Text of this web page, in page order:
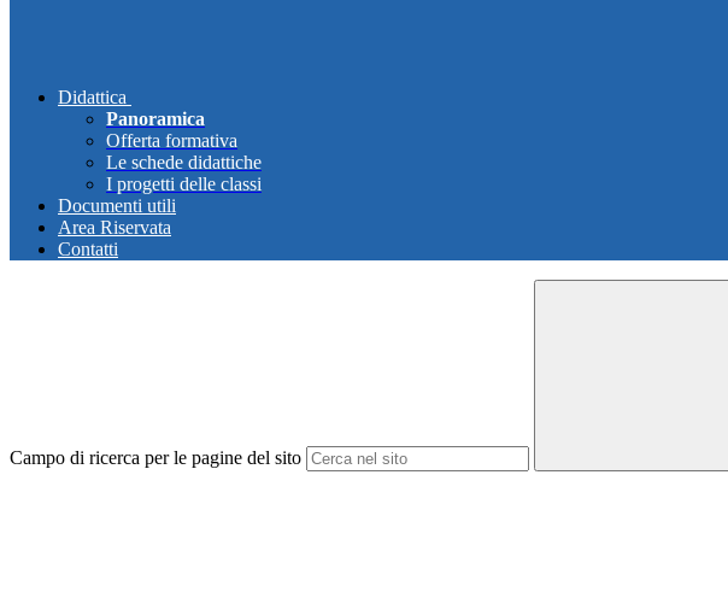
Didattica
Panoramica
Offerta formativa
Le schede didattiche
I progetti delle classi
Documenti utili
Area Riservata
Contatti
Campo di ricerca per le pagine del sito